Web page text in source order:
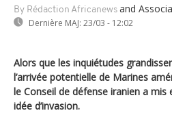
By Rédaction Africanews and
Dernière MAJ: 23/03 - 12:02
Alors que les inquiétudes
l’arrivée potentielle de Marines
le Conseil de défense iranien a
idée d’invasion.